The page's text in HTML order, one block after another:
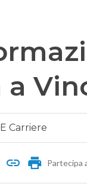
Carriere
Partecipa